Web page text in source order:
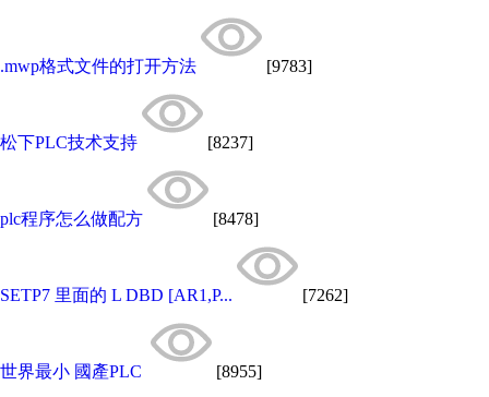
.mwp格式文件的打开方法 [9783]
松下PLC技术支持 [8237]
plc程序怎么做配方 [8478]
SETP7 里面的 L DBD [AR1,P... [7262]
世界最小 國產PLC [8955]